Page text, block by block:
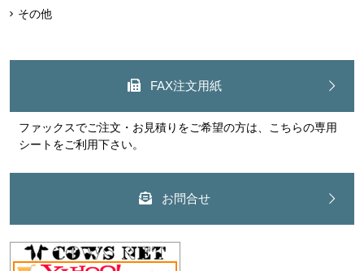
その他
FAX注文用紙
ファックスでご注文・お見積りをご希望の方は、こちらの専用
シートをご利用下さい。
お問合せ